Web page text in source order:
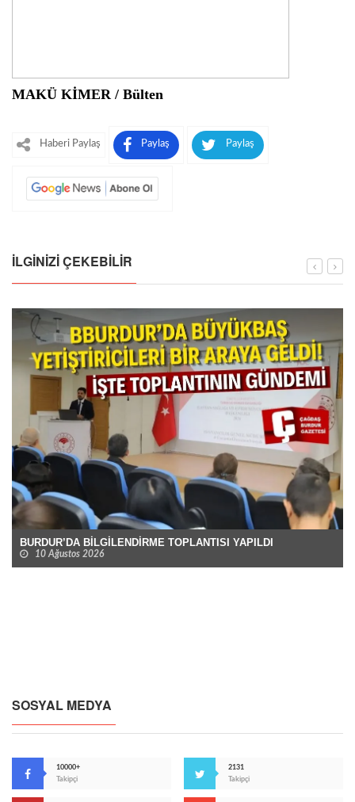
MAKÜ KİMER / Bülten
Haberi Paylaş Paylaş Paylaş
İLGINIZI ÇEKEBILIR
BURDUR’DA BİLGİLENDİRME TOPLANTISI YAPILDI
10 Ağustos 2026
SOSYAL MEDYA
10000+
Takipçi
2131
Takipçi